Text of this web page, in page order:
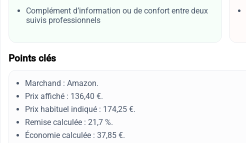
Complément d’information ou de confort entre deux
suivis professionnels
Points clés
Marchand : Amazon.
Prix affiché : 136,40 €.
Prix habituel indiqué : 174,25 €.
Remise calculée : 21,7 %.
Économie calculée : 37,85 €.